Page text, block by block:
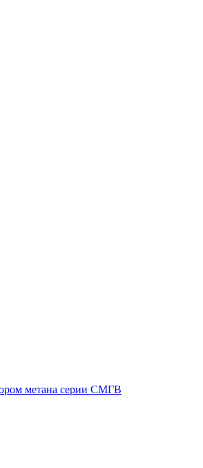
метана серии СМГВ